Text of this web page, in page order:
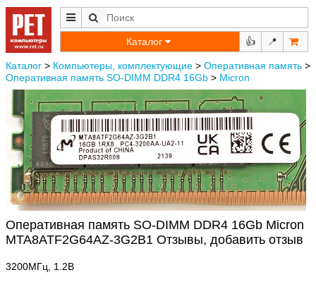
Каталог 👍 📍
Каталог > Компьютеры, комплектующие > Оперативная память >
Оперативная память SO-DIMM DDR4 16Gb > Micron
Оперативная память SO-DIMM DDR4 16Gb Micron
MTA8ATF2G64AZ-3G2B1 Отзывы, добавить отзыв
3200МГц, 1.2В